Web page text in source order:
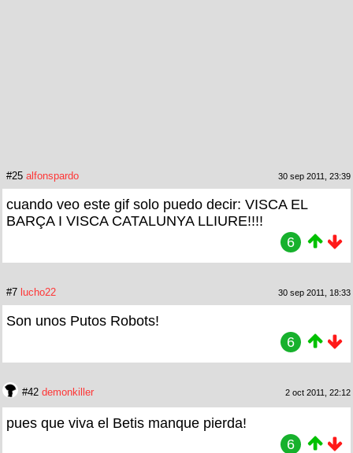
#25 alfonspardo 30 sep 2011, 23:39
cuando veo este gif solo puedo decir: VISCA EL
BARÇA I VISCA CATALUNYA LLIURE!!!!
6
#7 lucho22 30 sep 2011, 18:33
Son unos Putos Robots!
6
#42 demonkiller 2 oct 2011, 22:12
pues que viva el Betis manque pierda!
6